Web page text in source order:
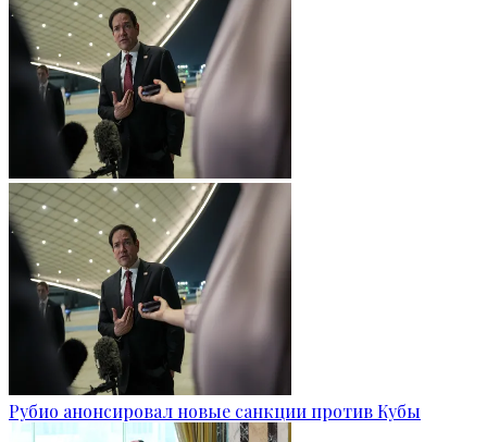
Рубио анонсировал новые санкции против Кубы